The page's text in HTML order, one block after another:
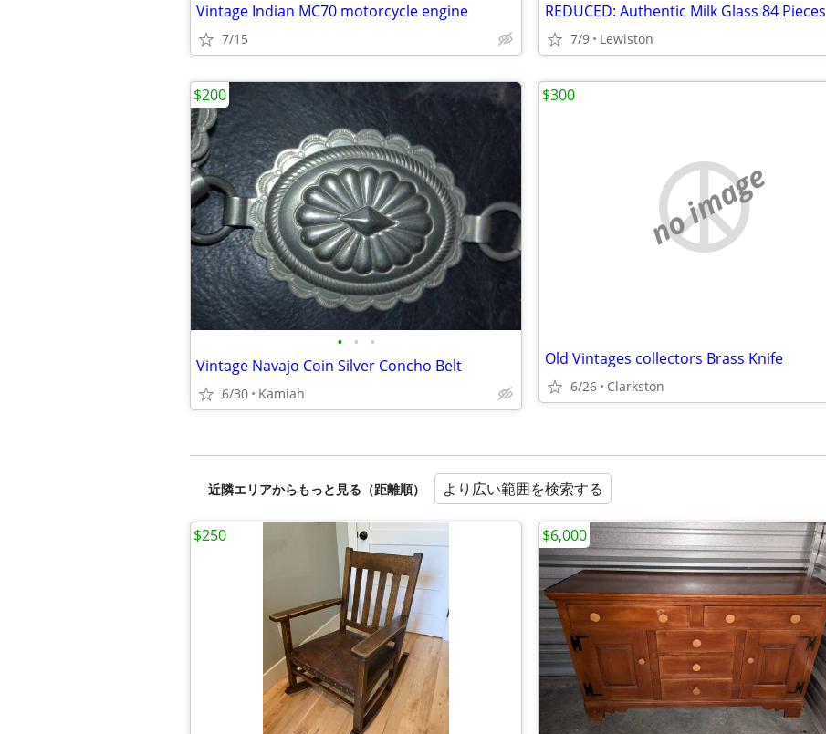
Vintage Indian MC70 motorcycle engine
7/15
REDUCED: Authentic Milk Glass 84 Pieces
7/9 Lewiston
• • •
Vintage Navajo Coin Silver Concho Belt
6/30 Kamiah
$200
no image
Old Vintages collectors Brass Knife
6/26 Clarkston
$300
近隣エリアからもっと見る（距離順） より広い範囲を検索する
$250 $6,000